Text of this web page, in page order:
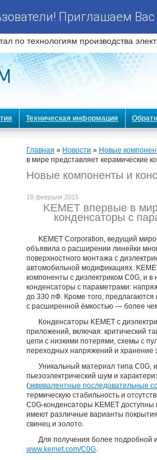
Приглашаем
по технологиям производства
Техническая информация
Главная » Новости » Новые
в мире представляет керамические
Новые компоненты и
18 февраля 2015
KEMET впервые в
конденсаторы с
KEMET Corporation, ведущий
объявила о расширении линейки
поверхностного монтажа с
автомобильной модификациях.
компоненты с диэлектриком C0G, и
конденсаторы с параметрами:
до 330 пФ. Кроме того, предлагаются
с расширенной ёмкостью — более
Конденсаторы KEMET с
приложений, включая: критический
цепи с низкими потерями, схемы с
переходных напряжений и хранение
Уникальный материал типа C0G,
пьезоэлектрический шум и
(эквивалентные последовательные
термическую стабильность и
C0G-конденсаторы KEMET
имеют различные варианты
свинец и золото.
Для получения более подробной
www.kemet.com/C0G.